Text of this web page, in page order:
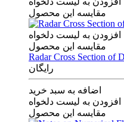
مقایسه این محصول
افزودن به لیست دلخواه
مقایسه این محصول
Radar Cross Section of
رایگان
اضافه به سبد خرید
افزودن به لیست دلخواه
مقایسه این محصول